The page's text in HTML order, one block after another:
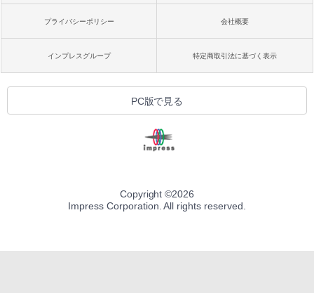
プライバシーポリシー 会社概要
インプレスグループ 特定商取引法に基づく表示
PC版で見る
Copyright ©2026
Impress Corporation. All rights reserved.